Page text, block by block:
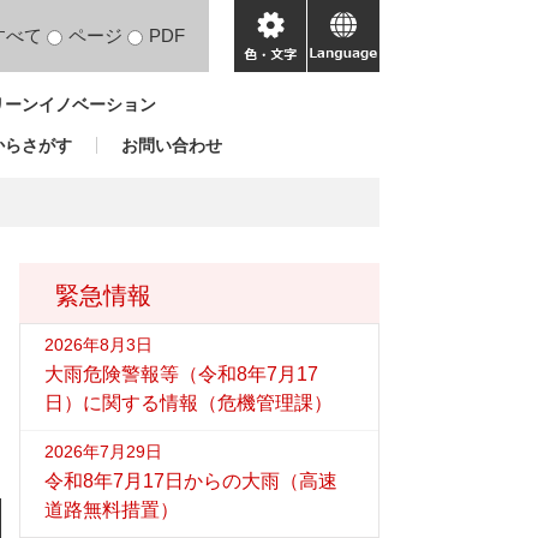
べて ページ PDF
色・
文
language
ンイノベーション
らさがす お問い合わせ
緊急情報
2026年8月3日
大雨危険警報等（令和8年7月17
日）に関する情報（危機管理課）
2026年7月29日
令和8年7月17日からの大雨（高速
道路無料措置）